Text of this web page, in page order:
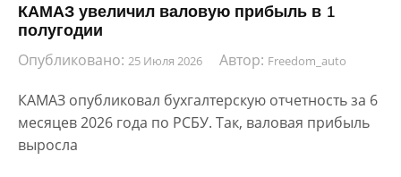
КАМАЗ увеличил валовую прибыль в 1
полугодии
Опубликовано: 25 Июля 2026 Автор: Freedom_auto
КАМАЗ опубликовал бухгалтерскую отчетность за 6
месяцев 2026 года по РСБУ. Так, валовая прибыль
выросла